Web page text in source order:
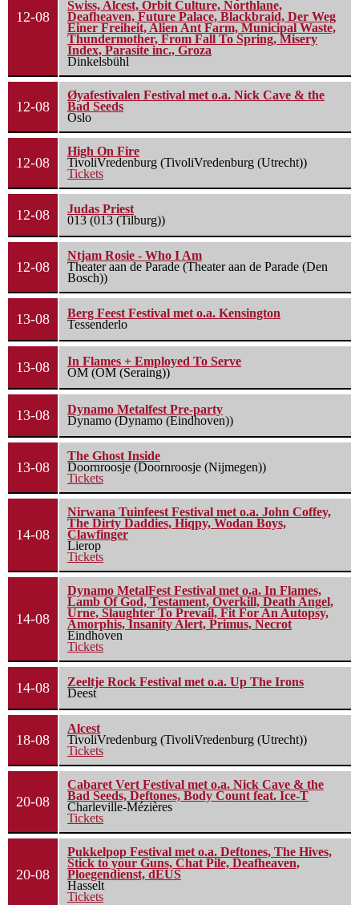
12-08
Swiss, Alcest, Orbit Culture, Northlane,
Deafheaven, Future Palace, Blackbraid, Der Weg
Einer Freiheit, Alien Ant Farm, Municipal Waste,
Thundermother, From Fall To Spring, Misery
Index, Parasite inc., Groza
Dinkelsbühl
12-08
Øyafestivalen Festival met o.a. Nick Cave & the
Bad Seeds
Oslo
12-08
High On Fire
TivoliVredenburg (TivoliVredenburg (Utrecht))
Tickets
12-08
Judas Priest
013 (013 (Tilburg))
12-08
Ntjam Rosie - Who I Am
Theater aan de Parade (Theater aan de Parade (Den
Bosch))
13-08
Berg Feest Festival met o.a. Kensington
Tessenderlo
13-08
In Flames + Employed To Serve
OM (OM (Seraing))
13-08
Dynamo Metalfest Pre-party
Dynamo (Dynamo (Eindhoven))
13-08
The Ghost Inside
Doornroosje (Doornroosje (Nijmegen))
Tickets
14-08
Nirwana Tuinfeest Festival met o.a. John Coffey,
The Dirty Daddies, Hiqpy, Wodan Boys,
Clawfinger
Lierop
Tickets
14-08
Dynamo MetalFest Festival met o.a. In Flames,
Lamb Of God, Testament, Overkill, Death Angel,
Urne, Slaughter To Prevail, Fit For An Autopsy,
Amorphis, Insanity Alert, Primus, Necrot
Eindhoven
Tickets
14-08
Zeeltje Rock Festival met o.a. Up The Irons
Deest
18-08
Alcest
TivoliVredenburg (TivoliVredenburg (Utrecht))
Tickets
20-08
Cabaret Vert Festival met o.a. Nick Cave & the
Bad Seeds, Deftones, Body Count feat. Ice-T
Charleville-Mézières
Tickets
20-08
Pukkelpop Festival met o.a. Deftones, The Hives,
Stick to your Guns, Chat Pile, Deafheaven,
Ploegendienst, dEUS
Hasselt
Tickets